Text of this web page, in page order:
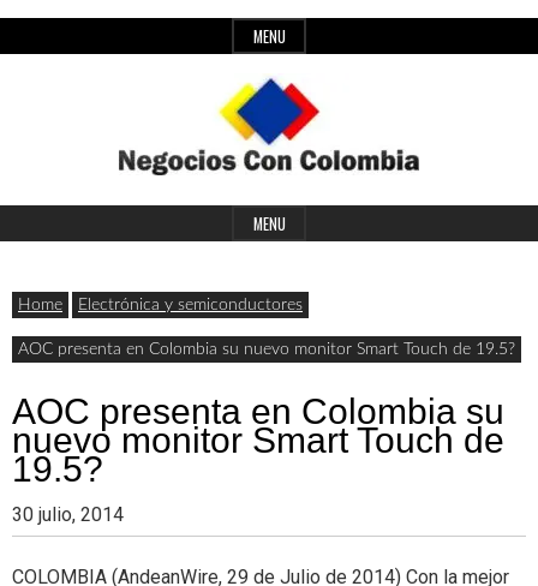
to
MENU
Negocios
con
Colombia
Últimas
noticias,
comunicados
y
de
negocios
con
Header
MENU
Home Electrónica y semiconductores
AOC presenta en Colombia su nuevo monitor Smart Touch de 19.5?
AOC presenta en Colombia su
nuevo monitor Smart Touch de
19.5?
30 julio, 2014
COLOMBIA (AndeanWire, 29 de Julio de 2014) Con la mejor